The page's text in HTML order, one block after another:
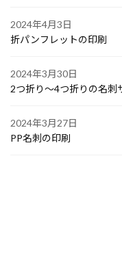
2024年4月3日
折パンフレットの印刷
2024年3月30日
2つ折り～4つ折りの名刺
2024年3月27日
PP名刺の印刷